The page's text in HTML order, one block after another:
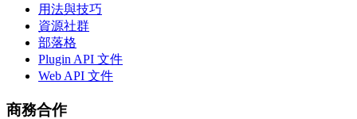
用法與技巧
資源社群
部落格
Plugin API 文件
Web API 文件
商務合作